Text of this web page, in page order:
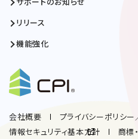
リリース
機能強化
会社概要
プライバシーポリシ
情報セキュリティ基本方針
商標